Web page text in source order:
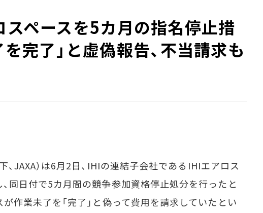
スペースを5カ月の指名停止措
完了」と虚偽報告、不当請求も
JAXA）は6月2日、IHIの連結子会社であるIHIエアロス
、同日付で5カ月間の競争参加資格停止処分を行ったと
作業未了を「完了」と偽って費用を請求していたとい